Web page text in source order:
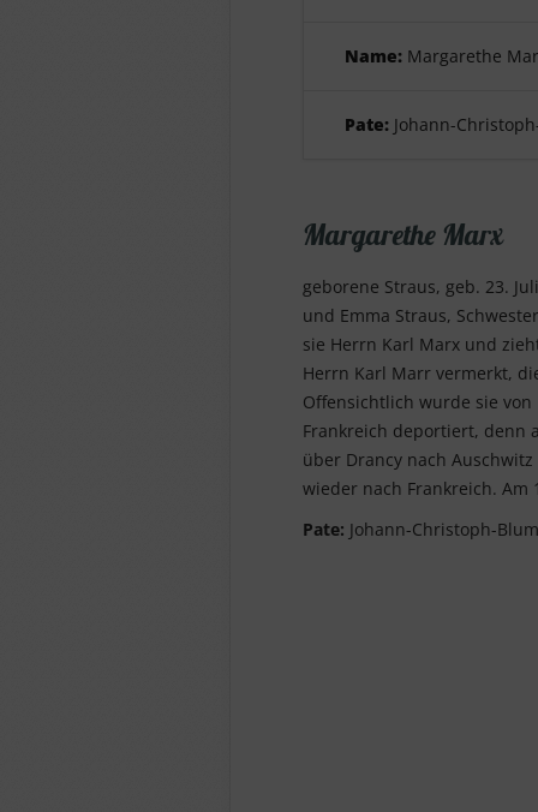
Name: Margarethe
Pate: Johann-
Margarethe Marx
geborene Straus, geb. 23.
und Emma Straus,
sie Herrn Karl Marx und
Herrn Karl Marr vermerkt,
Offensichtlich wurde sie
Frankreich deportiert, denn
über Drancy nach
wieder nach Frankreich. Am
Pate: Johann-Christoph-